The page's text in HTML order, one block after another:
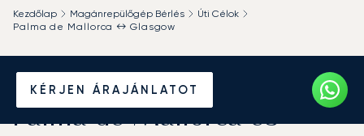
KÉRJEN ÁRAJÁNLATOT
Kezdőlap Magánrepülőgép Bérlés
Úti Célok
Palma de Mallorca ↔ Glasgow
Béreljen magánrepülőt
Palma de Mallorca és